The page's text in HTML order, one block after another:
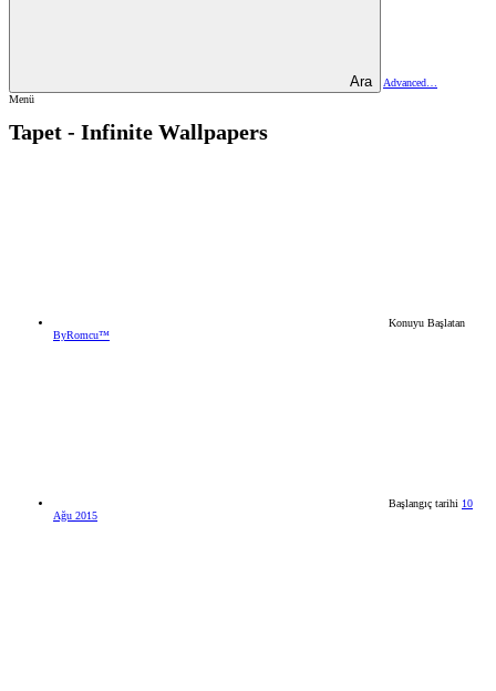
Ara
Advanced…
Menü
Tapet - Infinite Wallpapers
Konuyu Başlatan
ByRomcu™
Başlangıç tarihi 10
Ağu 2015